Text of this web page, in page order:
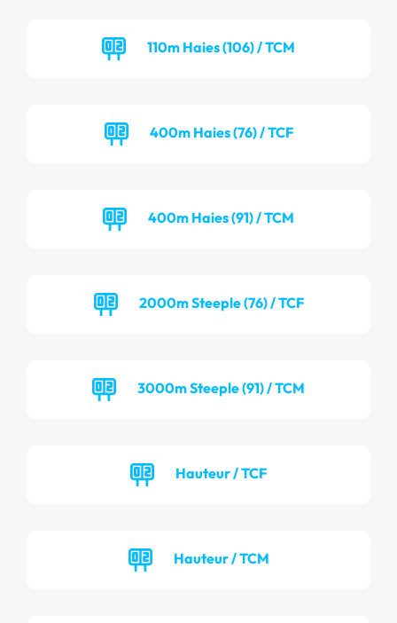
110m Haies (106) / TCM
400m Haies (76) / TCF
400m Haies (91) / TCM
2000m Steeple (76) / TCF
3000m Steeple (91) / TCM
Hauteur / TCF
Hauteur / TCM